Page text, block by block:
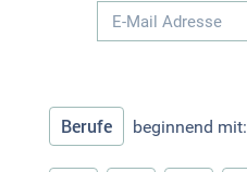
Berufe beginnend mit: